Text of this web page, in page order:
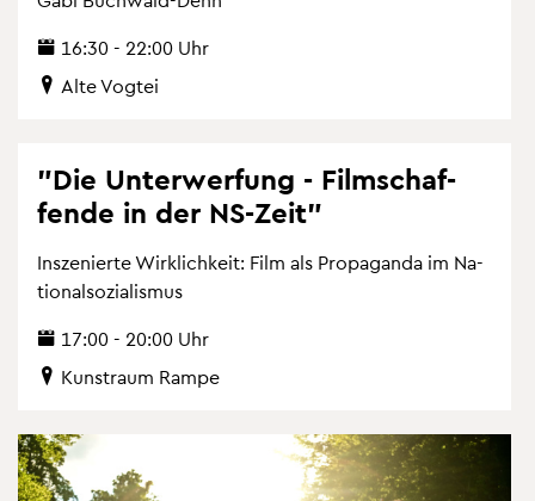
16:30 - 22:00 Uhr
Alte Vog­tei
"Die Un­ter­wer­fung - Film­schaf­
fen­de in der NS-Zeit"
In­sze­nier­te Wirk­lich­keit: Film als Pro­pa­gan­da im Na­
tio­nal­so­zia­lis­mus
17:00 - 20:00 Uhr
Kunst­raum Rampe